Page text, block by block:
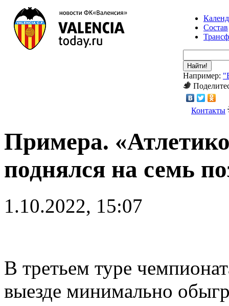
Состав
Найти!
Например:
Контакты
Примера.
поднялся на семь
1.10.2022, 15:07
В третьем туре
выезде минимально